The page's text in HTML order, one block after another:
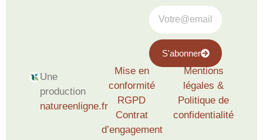
S'abonner
Une
production
natureenligne.fr
Mise en
conformité
RGPD
Contrat
d’engagement
Mentions
légales &
Politique de
confidentialité